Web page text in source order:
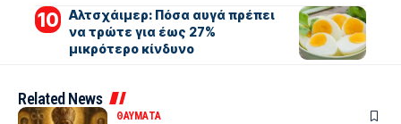
Αλτσχάιμερ: Πόσα αυγά πρέπει
να τρώτε για έως 27%
μικρότερο κίνδυνο
Related News
ΘΑΥΜΑΤΑ